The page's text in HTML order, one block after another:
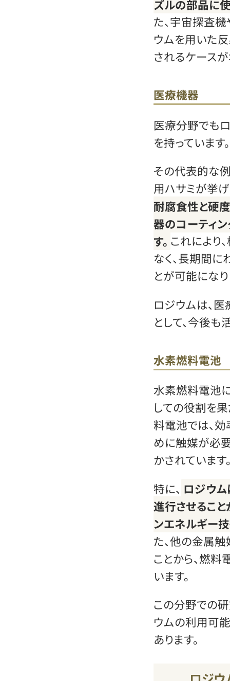
ズルの部品に
た、宇宙探査
ウムを用いた
されるケースが
医療機器
医療分野でも
を持っています。
その代表的な
用ハサミが挙げ
耐腐食性と硬
器のコーティ
す。 これにより
なく、長期間
とが可能になり
ロジウムは、
として、今後も
水素燃料電池
水素燃料電池
しての役割を
料電池では、
めに触媒が必
かされています
特に、 ロジウ
進行させるこ
ンエネルギー
た、他の金属
ことから、燃
います。
この分野での
ウムの利用可
あります。